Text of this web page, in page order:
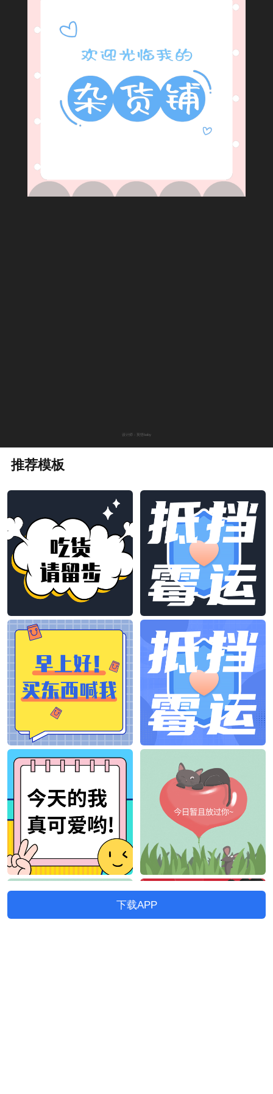
设计师：英悟baby
推荐模板
下载APP